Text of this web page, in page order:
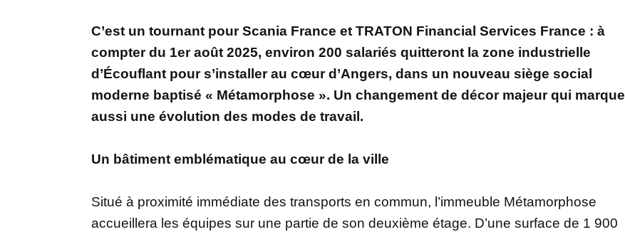
C’est un tournant pour Scania France et TRATON Financial Services France : à
compter du 1er août 2025, environ 200 salariés quitteront la zone industrielle
d’Écouflant pour s’installer au cœur d’Angers, dans un nouveau siège social
moderne baptisé « Métamorphose ». Un changement de décor majeur qui marque
aussi une évolution des modes de travail.
Un bâtiment emblématique au cœur de la ville
Situé à proximité immédiate des transports en commun, l’immeuble Métamorphose
accueillera les équipes sur une partie de son deuxième étage. D’une surface de 1 900